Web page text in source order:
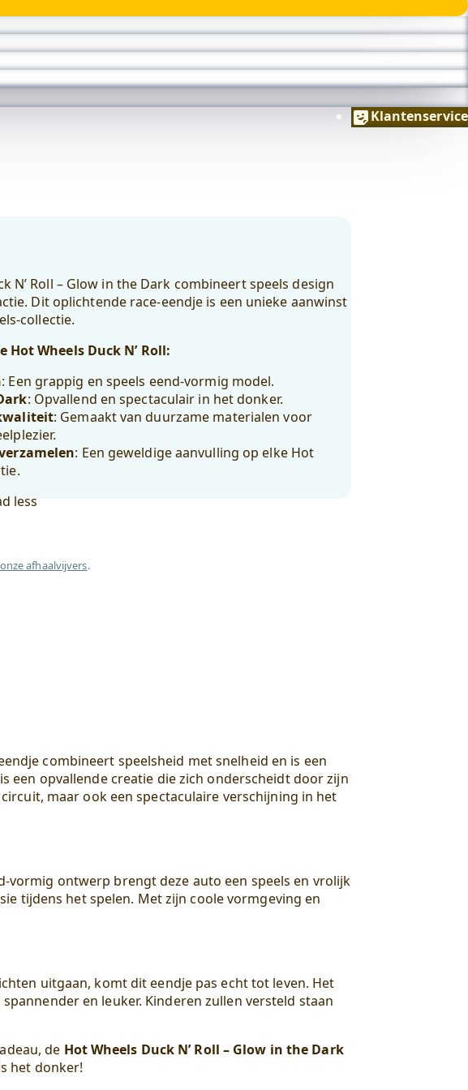
Klantenservice
N’ Roll – Glow in the Dark combineert speels design
Dit oplichtende race-eendje is een unieke aanwinst
collectie.
Hot Wheels Duck N’ Roll:
: Een grappig en speels eend-vormig model.
: Opvallend en spectaculair in het donker.
: Gemaakt van duurzame materialen voor
: Een geweldige aanvulling op elke Hot
less
afhaalvijvers.
combineert speelsheid met snelheid en is een
een opvallende creatie die zich onderscheidt door zijn
maar ook een spectaculaire verschijning in het
vormig ontwerp brengt deze auto een speels en vrolijk
tijdens het spelen. Met zijn coole vormgeving en
uitgaan, komt dit eendje pas echt tot leven. Het
en leuker. Kinderen zullen versteld staan
de Hot Wheels Duck N’ Roll – Glow in the Dark
het donker!